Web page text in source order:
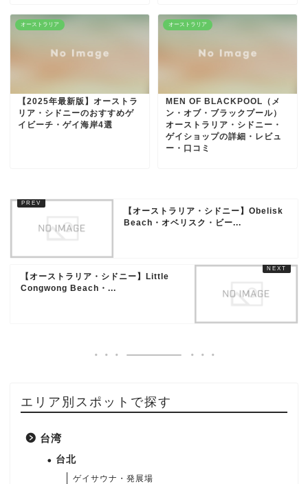
オーストラリア
【2025年最新版】オーストラ
リア・シドニーのおすすめゲ
イビーチ・ゲイ海岸4選
オーストラリア
MEN OF BLACKPOOL（メ
ン・オブ・ブラックプール）
オーストラリア・シドニー・
ゲイショップの詳細・レビュ
ー・口コミ
【オーストラリア・シドニー】Obelisk
Beach・オベリスク・ビー...
【オーストラリア・シドニー】Little
Congwong Beach・...
エリア別スポットで探す
台湾
台北
ゲイサウナ・発展場